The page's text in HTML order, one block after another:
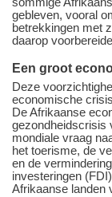
gebleven, vooral
betrekkingen met
daarop
Een groot
Deze
economische
De Afrikaanse
gezondheidscrisis
mondiale vraag
het toerisme, de
en de
investeringen
Afrikaanse landen